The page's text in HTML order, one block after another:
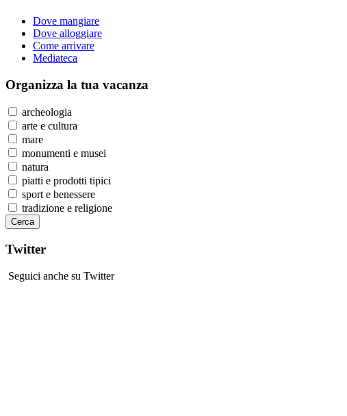
Dove mangiare
Dove alloggiare
Come arrivare
Mediateca
Organizza la tua vacanza
archeologia
arte e cultura
mare
monumenti e musei
natura
piatti e prodotti tipici
sport e benessere
tradizione e religione
Twitter
Seguici anche su Twitter